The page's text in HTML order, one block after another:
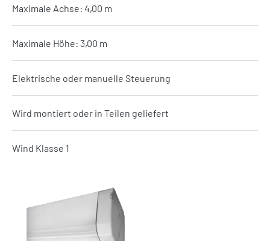
Maximale Achse: 4,00 m
Maximale Höhe: 3,00 m
Elektrische oder manuelle Steuerung
Wird montiert oder in Teilen geliefert
Wind Klasse 1